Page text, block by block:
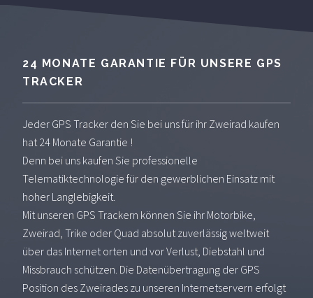
24 MONATE GARANTIE FÜR UNSERE GPS
TRACKER
Jeder GPS Tracker den Sie bei uns für ihr Zweirad kaufen
hat 24 Monate Garantie !
Denn bei uns kaufen Sie professionelle
Telematiktechnologie für den gewerblichen Einsatz mit
hoher Langlebigkeit.
Mit unseren GPS Trackern können Sie ihr Motorbike,
Zweirad, Trike oder Quad absolut zuverlässig weltweit
über das Internet orten und vor Verlust, Diebstahl und
Missbrauch schützen. Die Datenübertragung der GPS
Position des Zweirades zu unseren Internetservern erfolgt